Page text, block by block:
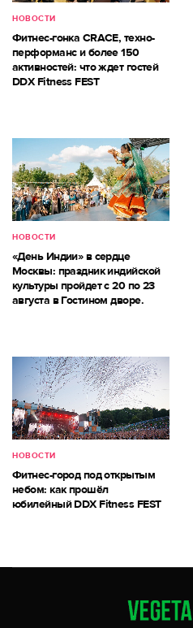
НОВОСТИ
Фитнес-гонка CRACE, техно-
перформанс и более 150
активностей: что ждет гостей
DDX Fitness FEST
НОВОСТИ
«День Индии» в сердце
Москвы: праздник индийской
культуры пройдет с 20 по 23
августа в Гостином дворе.
НОВОСТИ
Фитнес-город под открытым
небом: как прошёл
юбилейный DDX Fitness FEST